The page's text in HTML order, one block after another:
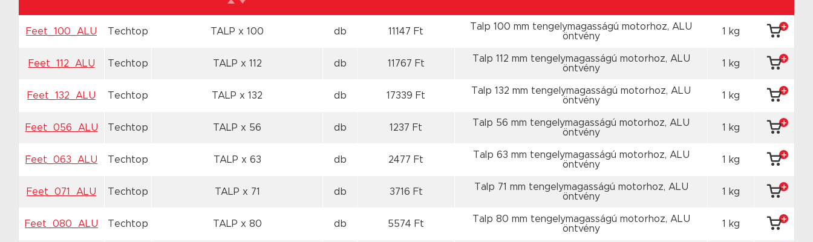
Feet_100_ALU Techtop TALP x 100 db 11147 Ft
Talp 100 mm tengelymagasságú motorhoz, ALU
öntvény
1 kg
Feet_112_ALU Techtop TALP x 112 db 11767 Ft
Talp 112 mm tengelymagasságú motorhoz, ALU
öntvény
1 kg
Feet_132_ALU Techtop TALP x 132 db 17339 Ft
Talp 132 mm tengelymagasságú motorhoz, ALU
öntvény
1 kg
Feet_056_ALU Techtop TALP x 56 db 1237 Ft
Talp 56 mm tengelymagasságú motorhoz, ALU
öntvény
1 kg
Feet_063_ALU Techtop TALP x 63 db 2477 Ft
Talp 63 mm tengelymagasságú motorhoz, ALU
öntvény
1 kg
Feet_071_ALU Techtop TALP x 71 db 3716 Ft
Talp 71 mm tengelymagasságú motorhoz, ALU
öntvény
1 kg
Feet_080_ALU Techtop TALP x 80 db 5574 Ft
Talp 80 mm tengelymagasságú motorhoz, ALU
öntvény
1 kg